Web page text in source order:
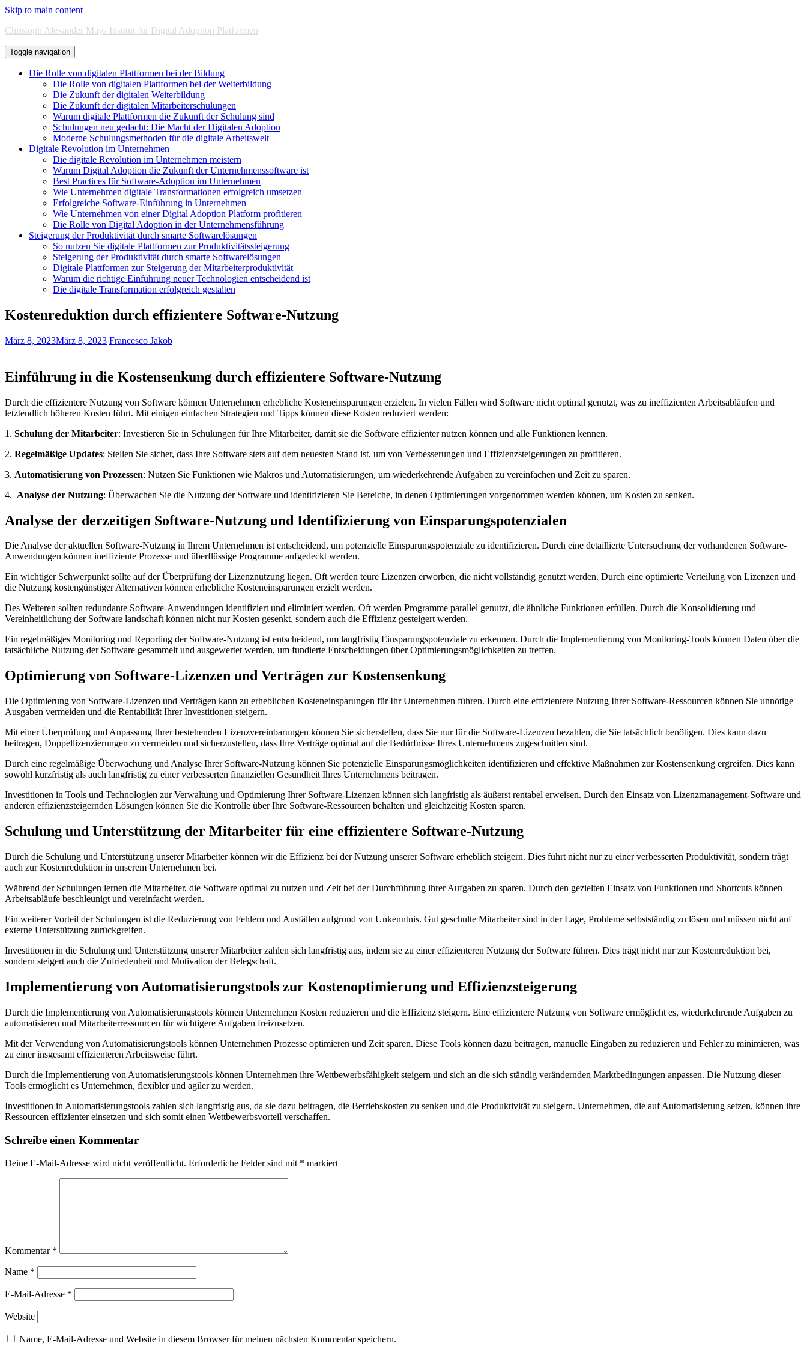
Skip to main content
Christoph Alexander Mays Institut für Digital Adoption Platformen
Toggle navigation
Die Rolle von digitalen Plattformen bei der Bildung
Die Rolle von digitalen Plattformen bei der Weiterbildung
Die Zukunft der digitalen Weiterbildung
Die Zukunft der digitalen Mitarbeiterschulungen
Warum digitale Plattformen die Zukunft der Schulung sind
Schulungen neu gedacht: Die Macht der Digitalen Adoption
Moderne Schulungsmethoden für die digitale Arbeitswelt
Digitale Revolution im Unternehmen
Die digitale Revolution im Unternehmen meistern
Warum Digital Adoption die Zukunft der Unternehmenssoftware ist
Best Practices für Software-Adoption im Unternehmen
Wie Unternehmen digitale Transformationen erfolgreich umsetzen
Erfolgreiche Software-Einführung in Unternehmen
Wie Unternehmen von einer Digital Adoption Platform profitieren
Die Rolle von Digital Adoption in der Unternehmensführung
Steigerung der Produktivität durch smarte Softwarelösungen
So nutzen Sie digitale Plattformen zur Produktivitätssteigerung
Steigerung der Produktivität durch smarte Softwarelösungen
Digitale Plattformen zur Steigerung der Mitarbeiterproduktivität
Warum die richtige Einführung neuer Technologien entscheidend ist
Die digitale Transformation erfolgreich gestalten
Kostenreduktion durch effizientere Software-Nutzung
März 8, 2023März 8, 2023 Francesco Jakob
Einführung ⁣in die Kostensenkung durch ​effizientere ‍Software-Nutzung
Durch die effizientere Nutzung von Software können Unternehmen erhebliche Kosteneinsparungen erzielen.‍ In vielen Fällen wird Software nicht‍ optimal genutzt, was ⁤zu ineffizienten Arbeitsabläufen und
letztendlich höheren Kosten führt. Mit einigen einfachen Strategien und Tipps können diese Kosten reduziert werden:
1. Schulung der Mitarbeiter: Investieren Sie ​in Schulungen für‍ Ihre Mitarbeiter, ⁣damit sie die Software effizienter nutzen⁢ können und alle Funktionen kennen.
2. Regelmäßige Updates: Stellen Sie ‍sicher, dass Ihre⁣ Software stets auf dem neuesten Stand ist, um von Verbesserungen und Effizienzsteigerungen ⁣zu⁣ profitieren.
3. Automatisierung ⁢von⁣ Prozessen: Nutzen Sie Funktionen⁣ wie Makros und Automatisierungen, um wiederkehrende Aufgaben zu vereinfachen und Zeit zu sparen.
4. ‍ Analyse der Nutzung: Überwachen Sie die ​Nutzung der⁢ Software und identifizieren Sie ⁤Bereiche, in denen Optimierungen vorgenommen ‌werden können, um⁣ Kosten zu senken.
Analyse ⁣der ‍derzeitigen Software-Nutzung und Identifizierung von Einsparungspotenzialen
Die Analyse der aktuellen Software-Nutzung in Ihrem ‍Unternehmen ‍ist entscheidend, um ‍potenzielle Einsparungspotenziale zu identifizieren. Durch eine detaillierte Untersuchung der vorhandenen⁢ Software-
Anwendungen können ineffiziente Prozesse und überflüssige Programme aufgedeckt⁤ werden.
Ein ‍wichtiger Schwerpunkt sollte auf der ⁣Überprüfung der Lizenznutzung liegen. ⁢Oft werden teure Lizenzen erworben, ‌die nicht vollständig genutzt ⁢werden. Durch⁢ eine optimierte Verteilung von⁢ Lizenzen ‍und
die Nutzung ⁣kostengünstiger Alternativen können ⁤erhebliche Kosteneinsparungen ‌erzielt werden.
Des Weiteren sollten redundante Software-Anwendungen identifiziert und‌ eliminiert werden. Oft‍ werden Programme parallel genutzt, die ähnliche Funktionen erfüllen. Durch die ⁢Konsolidierung und
Vereinheitlichung der Software landschaft können nicht ⁤nur Kosten gesenkt, sondern auch die Effizienz gesteigert werden.
Ein regelmäßiges Monitoring und ​Reporting der Software-Nutzung ist entscheidend, um langfristig Einsparungspotenziale ⁢zu​ erkennen. Durch ⁤die Implementierung von⁣ Monitoring-Tools‌ können ‍Daten über ⁤die
‌tatsächliche Nutzung der Software ⁢gesammelt und ausgewertet werden, um fundierte Entscheidungen über Optimierungsmöglichkeiten⁣ zu treffen.
Optimierung von‍ Software-Lizenzen und Verträgen zur Kostensenkung
Die Optimierung von ⁢Software-Lizenzen und Verträgen kann zu erheblichen Kosteneinsparungen für Ihr Unternehmen führen. Durch eine effizientere Nutzung Ihrer Software-Ressourcen können Sie unnötige
‌Ausgaben⁢ vermeiden und⁤ die Rentabilität Ihrer Investitionen steigern.
Mit einer Überprüfung und Anpassung Ihrer‍ bestehenden Lizenzvereinbarungen⁢ können Sie sicherstellen, dass Sie‌ nur‌ für die⁣ Software-Lizenzen ⁢bezahlen, die Sie tatsächlich benötigen. ‍Dies kann dazu
beitragen,⁣ Doppellizenzierungen zu vermeiden und sicherzustellen, dass Ihre ⁣Verträge optimal auf die Bedürfnisse Ihres ⁣Unternehmens zugeschnitten​ sind.
Durch eine regelmäßige Überwachung⁢ und Analyse⁣ Ihrer Software-Nutzung ⁣können Sie potenzielle Einsparungsmöglichkeiten identifizieren ‌und effektive ⁢Maßnahmen⁤ zur⁢ Kostensenkung ‍ergreifen. ‍Dies kann
sowohl kurzfristig als auch langfristig zu einer verbesserten​ finanziellen Gesundheit Ihres Unternehmens⁤ beitragen.
Investitionen⁣ in Tools und⁣ Technologien zur Verwaltung und Optimierung Ihrer Software-Lizenzen können sich langfristig als äußerst‍ rentabel erweisen. Durch den Einsatz von Lizenzmanagement-Software und
anderen effizienzsteigernden Lösungen können ⁣Sie die Kontrolle über Ihre Software-Ressourcen ⁢behalten und gleichzeitig Kosten sparen.
Schulung und Unterstützung ‌der Mitarbeiter​ für eine ⁢effizientere⁢ Software-Nutzung
Durch die ⁤Schulung⁢ und Unterstützung unserer Mitarbeiter können wir die Effizienz bei ⁣der Nutzung unserer Software erheblich steigern. Dies führt nicht nur zu einer verbesserten Produktivität,‍ sondern trägt
auch ⁢zur Kostenreduktion ⁣in unserem Unternehmen bei.
Während der Schulungen lernen die ​Mitarbeiter, die Software optimal zu nutzen und Zeit bei der Durchführung⁢ ihrer ‌Aufgaben⁢ zu sparen. Durch ⁣den ‍gezielten Einsatz⁤ von Funktionen und Shortcuts können
Arbeitsabläufe beschleunigt⁣ und vereinfacht ​werden.
Ein weiterer ​Vorteil⁣ der ‍Schulungen ist die Reduzierung von Fehlern und Ausfällen ​aufgrund von Unkenntnis. Gut geschulte ‍Mitarbeiter sind in der Lage, ​Probleme selbstständig zu lösen und müssen nicht auf
externe Unterstützung ⁢zurückgreifen.
Investitionen ⁤in⁢ die Schulung und Unterstützung‍ unserer Mitarbeiter⁣ zahlen sich langfristig aus, indem sie zu einer effizienteren Nutzung‌ der Software führen. Dies trägt nicht nur zur Kostenreduktion⁢ bei,
sondern steigert auch die Zufriedenheit und Motivation der Belegschaft.
Implementierung von Automatisierungstools zur Kostenoptimierung und Effizienzsteigerung
Durch die Implementierung von Automatisierungstools können Unternehmen Kosten reduzieren und⁤ die Effizienz steigern. ⁣Eine effizientere Nutzung von Software ermöglicht⁢ es, wiederkehrende Aufgaben zu
automatisieren​ und Mitarbeiterressourcen ​für wichtigere⁢ Aufgaben freizusetzen.
Mit der Verwendung von Automatisierungstools​ können Unternehmen Prozesse optimieren und Zeit sparen. Diese Tools können dazu beitragen, manuelle Eingaben ⁣zu reduzieren und Fehler zu minimieren,​ was⁢
zu⁤ einer‍ insgesamt effizienteren Arbeitsweise führt.
Durch die Implementierung von Automatisierungstools können ⁣Unternehmen ⁣ihre ⁤Wettbewerbsfähigkeit steigern und‍ sich an ‍die⁣ sich ständig verändernden Marktbedingungen anpassen. Die Nutzung dieser
Tools ermöglicht⁤ es Unternehmen, flexibler und agiler zu werden.
Investitionen in Automatisierungstools zahlen sich ⁤langfristig aus, da sie dazu beitragen, die Betriebskosten zu senken und⁢ die ⁢Produktivität zu steigern. ‍Unternehmen, die auf Automatisierung setzen,⁣ können ihre⁣
Ressourcen effizienter einsetzen und sich somit einen Wettbewerbsvorteil verschaffen.
Schreibe einen Kommentar
Deine E-Mail-Adresse wird nicht veröffentlicht. Erforderliche Felder sind mit * markiert
Kommentar *
Name *
E-Mail-Adresse *
Website
Name, E-Mail-Adresse und Website in diesem Browser für meinen nächsten Kommentar speichern.